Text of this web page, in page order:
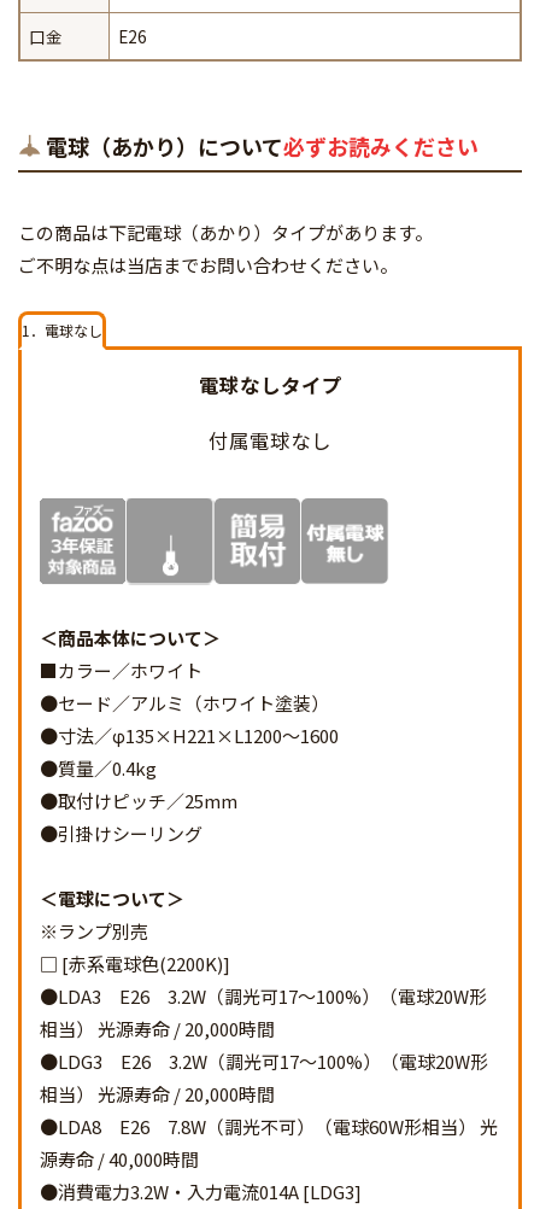
口金
E26
電球（あかり）について必ずお読みください
この商品は下記電球（あかり）タイプがあります。
ご不明な点は当店までお問い合わせください。
1．電球なし
電球なしタイプ
付属電球なし
商品本体について
■カラー／ホワイト
●セード／アルミ（ホワイト塗装）
●寸法／φ135×H221×L1200～1600
●質量／0.4kg
●取付けピッチ／25mm
●引掛けシーリング
電球について
※ランプ別売
□ [赤系電球色(2200K)]
●LDA3 E26 3.2W（調光可17～100%）（電球20W形
相当） 光源寿命 / 20,000時間
●LDG3 E26 3.2W（調光可17～100%）（電球20W形
相当） 光源寿命 / 20,000時間
●LDA8 E26 7.8W（調光不可）（電球60W形相当） 光
源寿命 / 40,000時間
●消費電力3.2W・入力電流014A [LDG3]